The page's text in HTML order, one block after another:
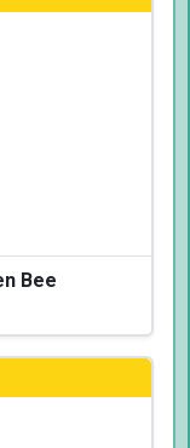
Bee